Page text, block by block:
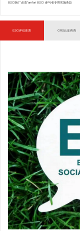
BSCI验厂必读”amfori BSCI 参与者专用实施条款
ESG评估体系 GRS认证咨询